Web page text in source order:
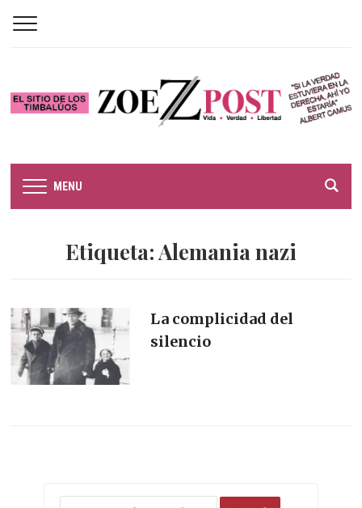
MENU
Etiqueta:Alemania nazi
La complicidad del
silencio